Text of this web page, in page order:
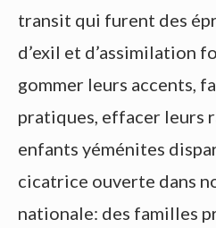
transit qui furent des
d’exil et d’assimilation
gommer leurs accents,
pratiques, effacer leurs
enfants yéménites
cicatrice ouverte dans
nationale: des familles